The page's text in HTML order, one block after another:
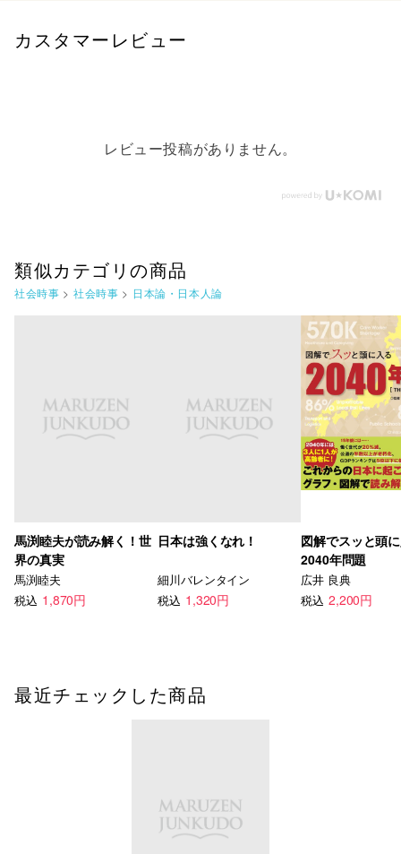
カスタマーレビュー
レビュー投稿がありません。
類似カテゴリの商品
社会時事 > 社会時事 > 日本論・日本人論
馬渕睦夫が読み解く！世
界の真実
馬渕睦夫
税込 1,870円
日本は強くなれ！
細川バレンタイン
税込 1,320円
図解でスッと頭
2040年問題
広井 良典
税込 2,200円
最近チェックした商品